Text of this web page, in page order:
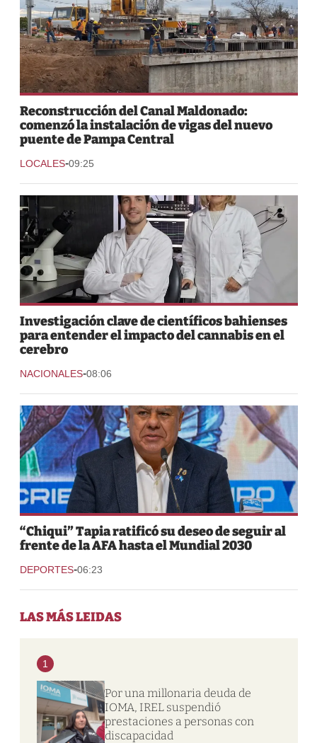
Reconstrucción del Canal Maldonado:
comenzó la instalación de vigas del nuevo
puente de Pampa Central
LOCALES-09:25
Investigación clave de científicos bahienses
para entender el impacto del cannabis en el
cerebro
NACIONALES-08:06
“Chiqui” Tapia ratificó su deseo de seguir al
frente de la AFA hasta el Mundial 2030
DEPORTES-06:23
LAS MÁS LEIDAS
1
Por una millonaria deuda de
IOMA, IREL suspendió
prestaciones a personas con
discapacidad